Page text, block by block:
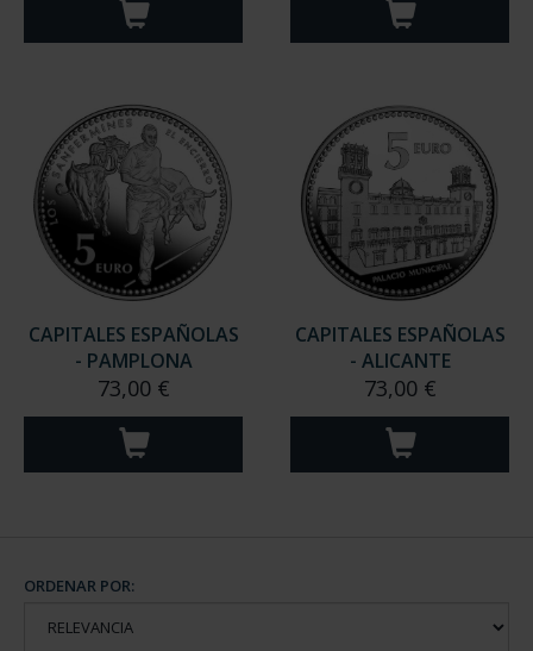
CAPITALES ESPAÑOLAS
- PAMPLONA
73,00 €
CAPITALES ESPAÑOLAS
- ALICANTE
73,00 €
ORDENAR POR: